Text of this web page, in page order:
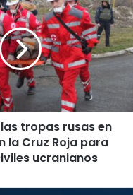
las tropas rusas en
la Cruz Roja para
ucranianos